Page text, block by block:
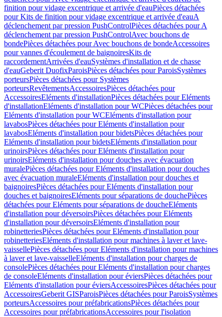
finition pour vidage excentrique et arrivée d'eauPièces détachées
pour Kits de finition pour vidage excentrique et arrivée d'eauA
déclenchement par pression PushControlPièces détachées pour A
déclenchement par pression PushControlAvec bouchons de
bondePièces détachées pour Avec bouchons de bondeAccessoires
pour vannes d'écoulement de baignoiresKits de
raccordementArrivées d'eauSystèmes d'installation et de chasse
d'eauGeberit DuofixParoisPièces détachées pour ParoisSystèmes
porteursPièces détachées pour Systèmes
porteursRevêtementsAccessoiresPièces détachées pour
AccessoiresEléments d'installationPièces détachées pour Eléments
d'installationEléments d'installation pour WCPièces détachées pour
Eléments d'installation pour WCEléments d'installation pour
lavabosPièces détachées pour Eléments d'installation pour
lavabosEléments d'installation pour bidetsPièces détachées pour
Eléments d'installation pour bidetsEléments d'installation pour
urinoirsPièces détachées pour Eléments d'installation pour
urinoirsEléments d'installation pour douches avec évacuation
muralePièces détachées pour Eléments d'installation pour douches
avec évacuation muraleEléments d'installation pour douches et
baignoiresPièces détachées pour Eléments d'installation pour
douches et baignoiresEléments pour séparations de douchePièces
détachées pour Eléments pour séparations de doucheEléments
d'installation pour déversoirsPièces détachées pour Eléments
d'installation pour déversoirsEléments d'installation pour
robinetteriesPièces détachées pour Eléments d'installation pour
robinetteriesEléments d'installation pour machines à laver et lave-
vaissellePièces détachées pour Eléments d'installation pour machines
à laver et lave-vaisselleEléments d'installation pour charges de
consolePièces détachées pour Eléments d'installation pour charges
de consoleEléments d'installation pour éviersPièces détachées pour
Eléments d'installation pour éviersAccessoiresPièces détachées pour
AccessoiresGeberit GISParoisPièces détachées pour ParoisSystèmes
porteursAccessoires pour préfabricationsPièces détachées pour
Accessoires pour préfabricationsAccessoires pour l'isolation